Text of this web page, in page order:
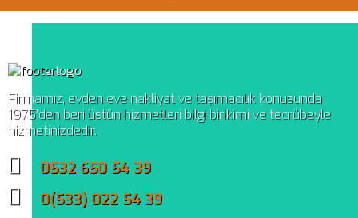
Firmamız, evden eve nakliyat ve taşımacılık konusunda
1975'den beri üstün hizmetleri bilgi birikimi ve tecrübeyle
hizmetinizdedir.
0532 650 54 39
0(533) 022 54 39